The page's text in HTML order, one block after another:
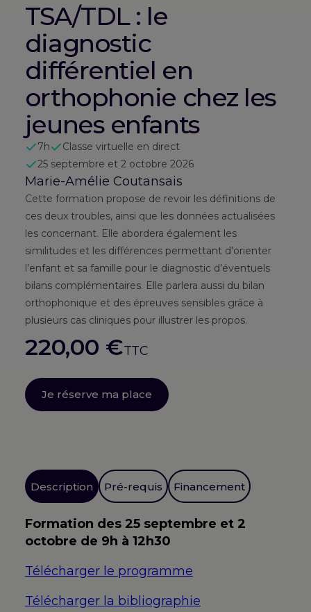
TSA/TDL : le
diagnostic
différentiel en
orthophonie chez les
jeunes enfants
7h
Classe virtuelle en direct
25 septembre et 2 octobre 2026
Marie-Amélie Coutansais
Cette formation propose de revoir les définitions de
ces deux troubles, ainsi que les données actualisées
les concernant. Elle abordera également les
similitudes et les différences permettant d’orienter
l’enfant et sa famille pour le diagnostic d’éventuels
bilans complémentaires. Elle parlera aussi du bilan
orthophonique et des épreuves sensibles grâce à
plusieurs cas cliniques pour illustrer les propos.
220,00 €TTC
Je réserve ma place
Description Pré-requis Financement
Formation des 25 septembre et 2
octobre de 9h à 12h30
Télécharger le programme
Télécharger la bibliographie